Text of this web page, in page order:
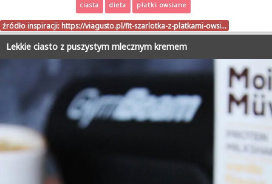
ciasta
dieta płatki owsiane
źródło inspiracji: https://viagusto.pl/fit-szarlotka-z-platkami-owsi…
Lekkie ciasto z puszystym mlecznym kremem